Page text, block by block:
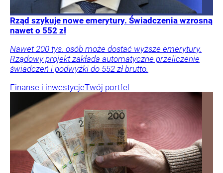
Rząd szykuje nowe emerytury. Świadczenia wzrosną
nawet o 552 zł
Nawet 200 tys. osób może dostać wyższe emerytury.
Rządowy projekt zakłada automatyczne przeliczenie
świadczeń i podwyżki do 552 zł brutto.
Finanse i inwestycjeTwój portfel